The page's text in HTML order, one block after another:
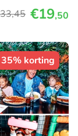
,45 €19,50
35% korting